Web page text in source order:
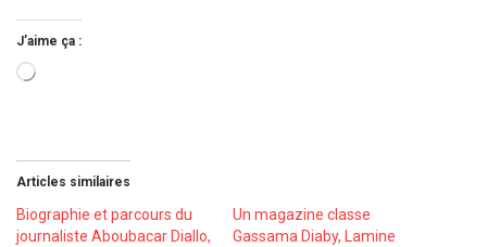
J’aime ça :
Chargement…
Articles similaires
Biographie et parcours du
journaliste Aboubacar Diallo,
Un magazine classe
Gassama Diaby, Lamine